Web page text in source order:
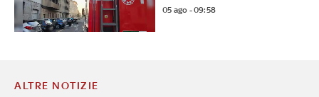
05 ago - 09:58
ALTRE NOTIZIE